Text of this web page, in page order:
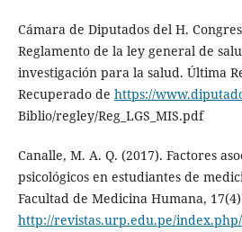
Cámara de Diputados del H.
Reglamento de la ley general de
investigación para la salud. Última
Recuperado de https://
Biblio/regley/Reg_LGS_MIS.pdf
Canalle, M. A. Q. (2017). Factores
psicológicos en estudiantes de
Facultad de Medicina Humana,
http://revistas.urp.edu.pe/